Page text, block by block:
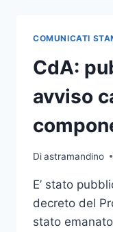
COMUNICATI
CdA:
avviso
Diastramandino
E’ stato
decreto del
stato